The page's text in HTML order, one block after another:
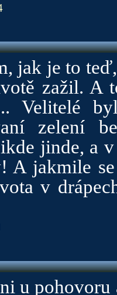
jak je to
zažil. A
Velitelé
zelení
jinde, a
A jakmile
v
u